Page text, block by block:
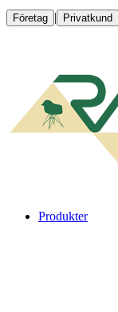
Företag | Privatkund
Produkter